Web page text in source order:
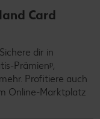
Card
dir in
Prämienᵖ,
Profitiere auch
Online-Marktplatz